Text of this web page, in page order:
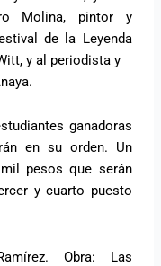
Molina, pintor y
de la Leyenda
y al periodista y
ganadoras
en su orden. Un
pesos que serán
y cuarto puesto
Obra: Las